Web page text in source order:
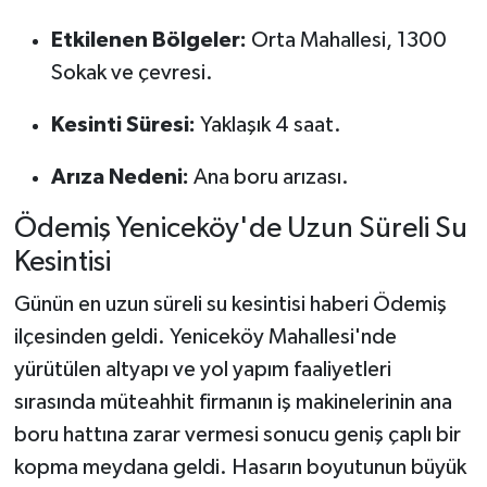
Etkilenen Bölgeler: Orta Mahallesi, 1300
Sokak ve çevresi.
Kesinti Süresi: Yaklaşık 4 saat.
Arıza Nedeni: Ana boru arızası.
Ödemiş Yeniceköy'de Uzun Süreli Su
Kesintisi
Günün en uzun süreli su kesintisi haberi Ödemiş
ilçesinden geldi. Yeniceköy Mahallesi'nde
yürütülen altyapı ve yol yapım faaliyetleri
sırasında müteahhit firmanın iş makinelerinin ana
boru hattına zarar vermesi sonucu geniş çaplı bir
kopma meydana geldi. Hasarın boyutunun büyük